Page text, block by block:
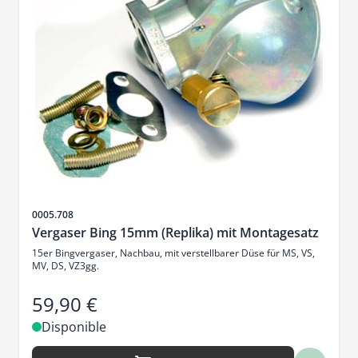
SKU
0005.708
Vergaser Bing 15mm (Replika) mit Montagesatz
15er Bingvergaser, Nachbau, mit verstellbarer Düse für MS, VS,
MV, DS, VZ3gg.
59,90 €
Disponible